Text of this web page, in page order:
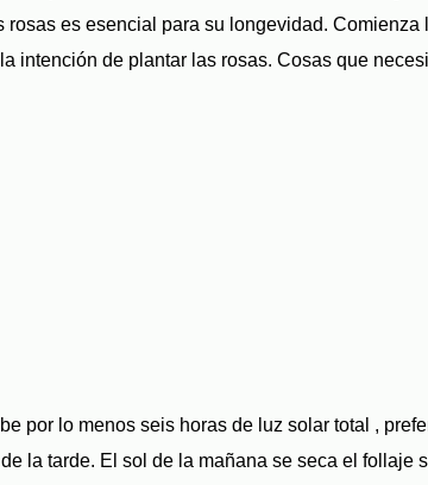
es esencial para su longevidad. Comienza
intención de plantar las rosas. Cosas que
por lo menos seis horas de luz solar total ,
la tarde. El sol de la mañana se seca el follaje